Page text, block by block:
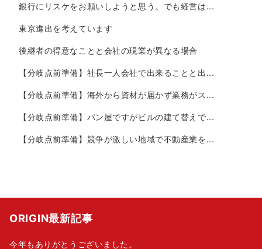
銀行にリスケをお願いしようと思う。でも経営は...
東京進出を考えています
後継者の得意なことと会社の現業が異なる場合
【分岐点前準備】社長一人会社で出来ることと出...
【分岐点前準備】海外から資材が届かず業務がス...
【分岐点前準備】パン屋ですがビルの建て替えで...
【分岐点前準備】競争が激しい地域で不動産業を...
ORIGIN最新記事
今年もありがとうございました。